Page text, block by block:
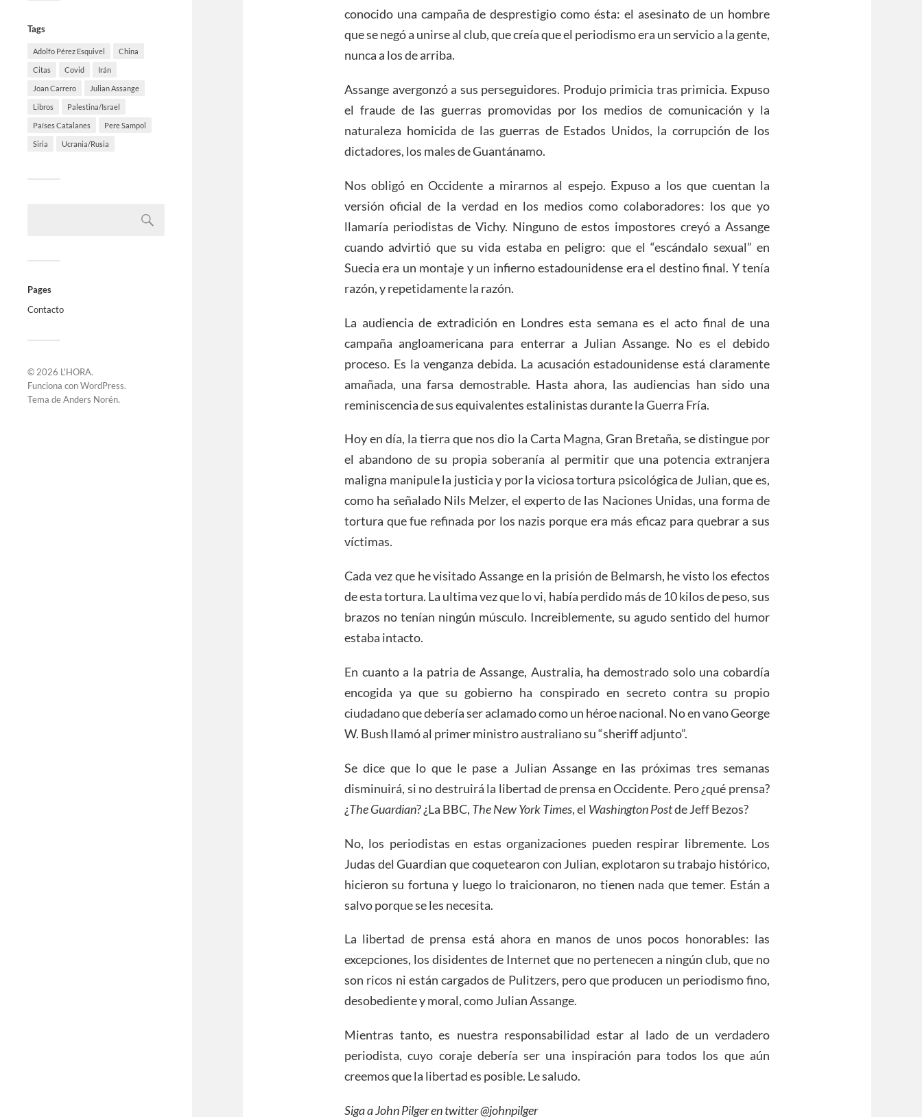
Tags
Adolfo Pérez Esquivel China
Citas Covid Irán
Joan Carrero Julian Assange
Libros Palestina/Israel
Países Catalanes Pere Sampol
Siria Ucrania/Rusia
Pages
Contacto
© 2026 L'HORA.
Funciona conWordPress.
Tema deAnders Norén.
conocido una campaña de desprestigio como ésta: el asesinato de un hombre
que se negó a unirse al club, que creía que el periodismo era un servicio a la gente,
nunca a los de arriba.
Assange avergonzó a sus perseguidores. Produjo primicia tras primicia. Expuso
el fraude de las guerras promovidas por los medios de comunicación y la
naturaleza homicida de las guerras de Estados Unidos, la corrupción de los
dictadores, los males de Guantánamo.
Nos obligó en Occidente a mirarnos al espejo. Expuso a los que cuentan la
versión oficial de la verdad en los medios como colaboradores: los que yo
llamaría periodistas de Vichy. Ninguno de estos impostores creyó a Assange
cuando advirtió que su vida estaba en peligro: que el “escándalo sexual” en
Suecia era un montaje y un infierno estadounidense era el destino final. Y tenía
razón, y repetidamente la razón.
La audiencia de extradición en Londres esta semana es el acto final de una
campaña angloamericana para enterrar a Julian Assange. No es el debido
proceso. Es la venganza debida. La acusación estadounidense está claramente
amañada, una farsa demostrable. Hasta ahora, las audiencias han sido una
reminiscencia de sus equivalentes estalinistas durante la Guerra Fría.
Hoy en día, la tierra que nos dio la Carta Magna, Gran Bretaña, se distingue por
el abandono de su propia soberanía al permitir que una potencia extranjera
maligna manipule la justicia y por la viciosa tortura psicológica de Julian, que es,
como ha señalado Nils Melzer, el experto de las Naciones Unidas, una forma de
tortura que fue refinada por los nazis porque era más eficaz para quebrar a sus
víctimas.
Cada vez que he visitado Assange en la prisión de Belmarsh, he visto los efectos
de esta tortura. La ultima vez que lo vi, había perdido más de 10 kilos de peso, sus
brazos no tenían ningún músculo. Increiblemente, su agudo sentido del humor
estaba intacto.
En cuanto a la patria de Assange, Australia, ha demostrado solo una cobardía
encogida ya que su gobierno ha conspirado en secreto contra su propio
ciudadano que debería ser aclamado como un héroe nacional. No en vano George
W. Bush llamó al primer ministro australiano su “sheriff adjunto”.
Se dice que lo que le pase a Julian Assange en las próximas tres semanas
disminuirá, si no destruirá la libertad de prensa en Occidente. Pero ¿qué prensa?
¿The Guardian? ¿La BBC, The New York Times, el Washington Postde Jeff Bezos?
No, los periodistas en estas organizaciones pueden respirar libremente. Los
Judas del Guardian que coquetearon con Julian, explotaron su trabajo histórico,
hicieron su fortuna y luego lo traicionaron, no tienen nada que temer. Están a
salvo porque se les necesita.
La libertad de prensa está ahora en manos de unos pocos honorables: las
excepciones, los disidentes de Internet que no pertenecen a ningún club, que no
son ricos ni están cargados de Pulitzers, pero que producen un periodismo fino,
desobediente y moral, como Julian Assange.
Mientras tanto, es nuestra responsabilidad estar al lado de un verdadero
periodista, cuyo coraje debería ser una inspiración para todos los que aún
creemos que la libertad es posible. Le saludo.
SigaaJohn Pilger en twitter @johnpilger